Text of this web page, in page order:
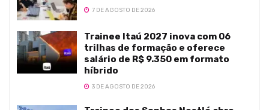
7 DE AGOSTO DE 2026
Trainee Itaú 2027 inova com 06
trilhas de formação e oferece
salário de R$ 9.350 em formato
híbrido
3 DE AGOSTO DE 2026